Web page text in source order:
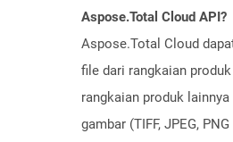
Aspose.Total Cloud API?
Aspose.Total Cloud
file dari rangkaian
rangkaian produk lainnya
gambar (TIFF, JPEG,